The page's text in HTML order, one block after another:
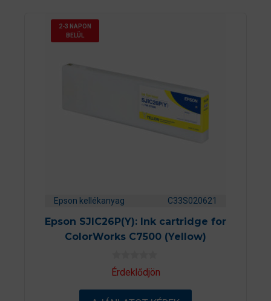
2-3 NAPON
BELÜL
Epson kellékanyag C33S020621
Epson SJIC26P(Y): Ink cartridge for
ColorWorks C7500 (Yellow)
0
a
Érdeklődjön